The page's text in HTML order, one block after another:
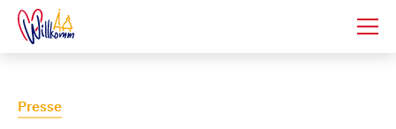
Presse